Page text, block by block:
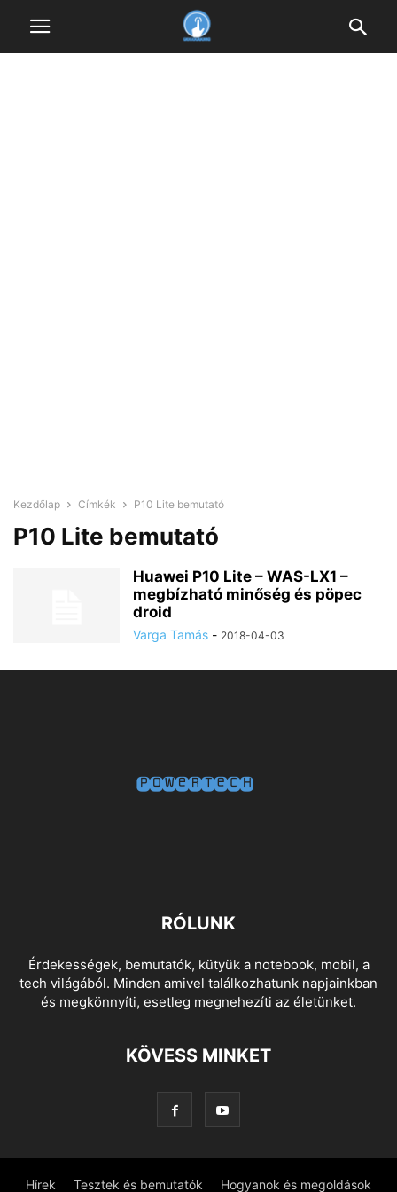
Kezdőlap Címkék P10 Lite bemutató
P10 Lite bemutató
Huawei P10 Lite – WAS-LX1 –
megbízható minőség és pöpec
droid
Varga Tamás - 2018-04-03
RÓLUNK
Érdekességek, bemutatók, kütyük a notebook, mobil, a
tech világából. Minden amivel találkozhatunk napjainkban
és megkönnyíti, esetleg megnehezíti az életünket.
KÖVESS MINKET
Hírek Tesztek és bemutatók Hogyanok és megoldások